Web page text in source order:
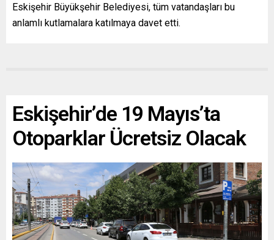
Eskişehir Büyükşehir Belediyesi, tüm vatandaşları bu
anlamlı kutlamalara katılmaya davet etti.
Eskişehir’de 19 Mayıs’ta
Otoparklar Ücretsiz Olacak